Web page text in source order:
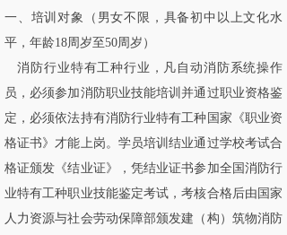
一、培训对象（男女不限，具备初中以上文化水
平，年龄18周岁至50周岁）
消防行业特有工种行业，凡自动消防系统操作
员，必须参加消防职业技能培训并通过职业资格鉴
定，必须依法持有消防行业特有工种国家《职业资
格证书》才能上岗。学员培训结业通过学校考试合
格证颁发《结业证》，凭结业证书参加全国消防行
业特有工种职业技能鉴定考试，考核合格后由国家
人力资源与社会劳动保障部颁发建（构）筑物消防